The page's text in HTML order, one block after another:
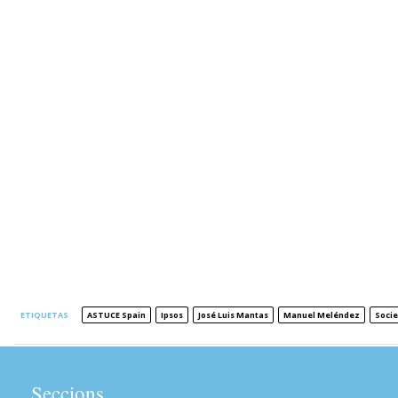
ETIQUETAS ASTUCE Spain Ipsos José Luis Mantas Manuel Meléndez
Seccions